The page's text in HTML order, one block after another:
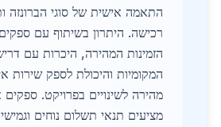
התאמה אישית של סוגי הברונזה
רכישה. היתרון בשיתוף עם
הזמינות המהירה, היכרות עם
המקומיות והיכולת לספק שירות
מהירה לשינויים בפרויקט. ספקים
מציעים תנאי תשלום נוחים